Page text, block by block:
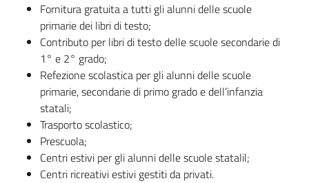
Fornitura gratuita a tutti gli alunni delle scuole
primarie dei libri di testo;
Contributo per libri di testo delle scuole secondarie di
1° e 2° grado;
Refezione scolastica per gli alunni delle scuole
primarie, secondarie di primo grado e dell’infanzia
statali;
Trasporto scolastico;
Prescuola;
Centri estivi per gli alunni delle scuole statalil;
Centri ricreativi estivi gestiti da privati.